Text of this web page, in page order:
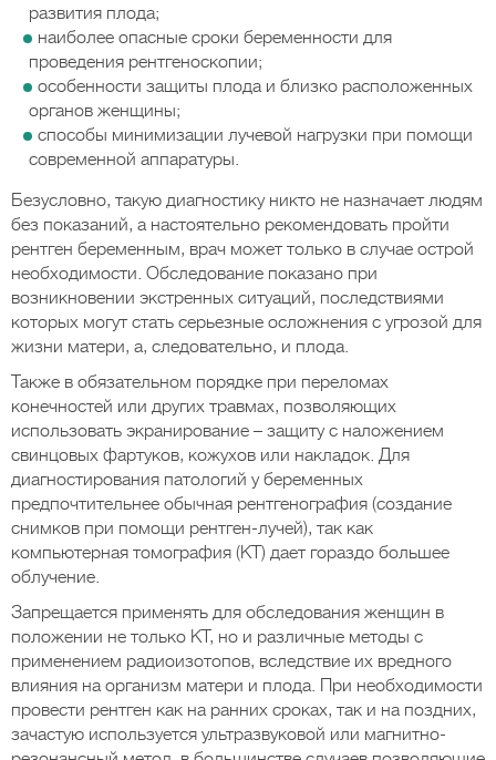
развития плода;
наиболее опасные сроки беременности для
проведения рентгеноскопии;
особенности защиты плода и близко расположенных
органов женщины;
способы минимизации лучевой нагрузки при помощи
современной аппаратуры.
Безусловно, такую диагностику никто не назначает людям
без показаний, а настоятельно рекомендовать пройти
рентген беременным, врач может только в случае острой
необходимости. Обследование показано при
возникновении экстренных ситуаций, последствиями
которых могут стать серьезные осложнения с угрозой для
жизни матери, а, следовательно, и плода.
Также в обязательном порядке при переломах
конечностей или других травмах, позволяющих
использовать экранирование – защиту с наложением
свинцовых фартуков, кожухов или накладок. Для
диагностирования патологий у беременных
предпочтительнее обычная рентгенография (создание
снимков при помощи рентген-лучей), так как
компьютерная томография (КТ) дает гораздо большее
облучение.
Запрещается применять для обследования женщин в
положении не только КТ, но и различные методы с
применением радиоизотопов, вследствие их вредного
влияния на организм матери и плода. При необходимости
провести рентген как на ранних сроках, так и на поздних,
зачастую используется ультразвуковой или магнитно-